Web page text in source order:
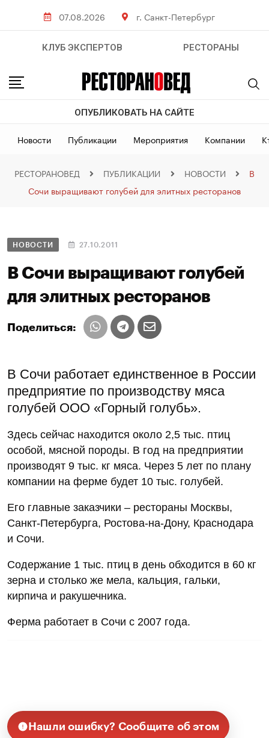
07.08.2026 г. Санкт-Петербург
КЛУБ ЭКСПЕРТОВ РЕСТОРАНЫ
ОПУБЛИКОВАТЬ НА САЙТЕ
Новости Публикации Мероприятия Компании
РЕСТОРАНОВЕД ПУБЛИКАЦИИ НОВОСТИ
В
Сочи выращивают голубей для элитных ресторанов
НОВОСТИ 27.10.2011
В Сочи выращивают голубей
для элитных ресторанов
Поделиться:
В Сочи работает единственное в России
предприятие по производству мяса
голубей ООО «Горный голубь».
Здесь сейчас находится около 2,5 тыс. птиц
особой, мясной породы. В год на предприятии
производят 9 тыс. кг мяса. Через 5 лет по плану
компании на ферме будет 10 тыс. голубей.
Его главные заказчики – рестораны Москвы,
Санкт-Петербурга, Ростова-на-Дону, Краснодара
и Сочи.
Содержание 1 тыс. птиц в день обходится в 60 кг
зерна и столько же мела, кальция, гальки,
кирпича и ракушечника.
Ферма работает в Сочи с 2007 года.
Нашли ошибку? Сообщите об этом